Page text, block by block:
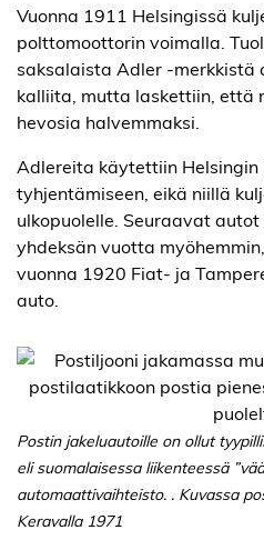
Vuonna 1911 Helsingissä
polttomoottorin voimalla.
saksalaista Adler -
kalliita, mutta laskettiin, että
hevosia halvemmaksi.
Adlereita käytettiin
tyhjentämiseen, eikä niillä
ulkopuolelle. Seuraavat
yhdeksän vuotta
vuonna 1920 Fiat- ja
auto.
Postin jakeluautoille on ollut
eli suomalaisessa liikenteessä
automaattivaihteisto. . Kuvassa
Keravalla 1971